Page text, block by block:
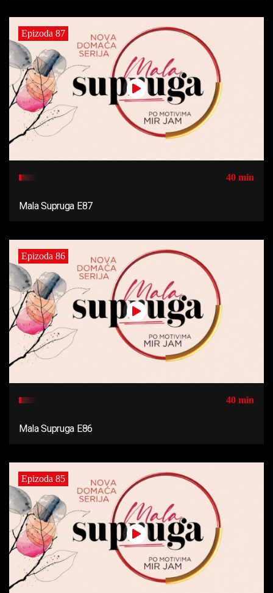
Epizoda 87
40 min
Mala Supruga E87
Epizoda 86
40 min
Mala Supruga E86
Epizoda 85